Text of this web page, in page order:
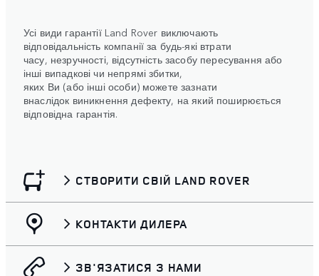
Усі види гарантії Land Rover виключають
відповідальність компанії за будь-які втрати
часу, незручності, відсутність засобу пересування або
інші випадкові чи непрямі збитки,
яких Ви (або інші особи) можете зазнати
внаслідок виникнення дефекту, на який поширюється
відповідна гарантія.
СТВОРИТИ СВІЙ LAND ROVER
КОНТАКТИ ДИЛЕРА
ЗВ'ЯЗАТИСЯ З НАМИ